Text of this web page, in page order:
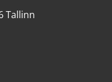
Tallinn